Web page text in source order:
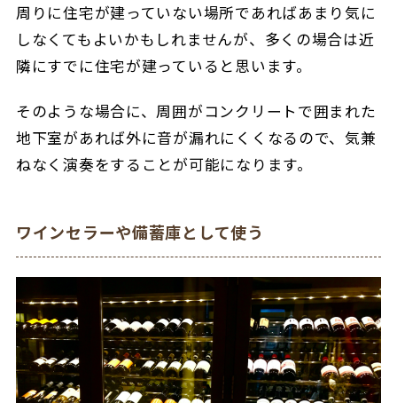
周りに住宅が建っていない場所であればあまり気に
しなくてもよいかもしれませんが、多くの場合は近
隣にすでに住宅が建っていると思います。
そのような場合に、周囲がコンクリートで囲まれた
地下室があれば外に音が漏れにくくなるので、気兼
ねなく演奏をすることが可能になります。
ワインセラーや備蓄庫として使う